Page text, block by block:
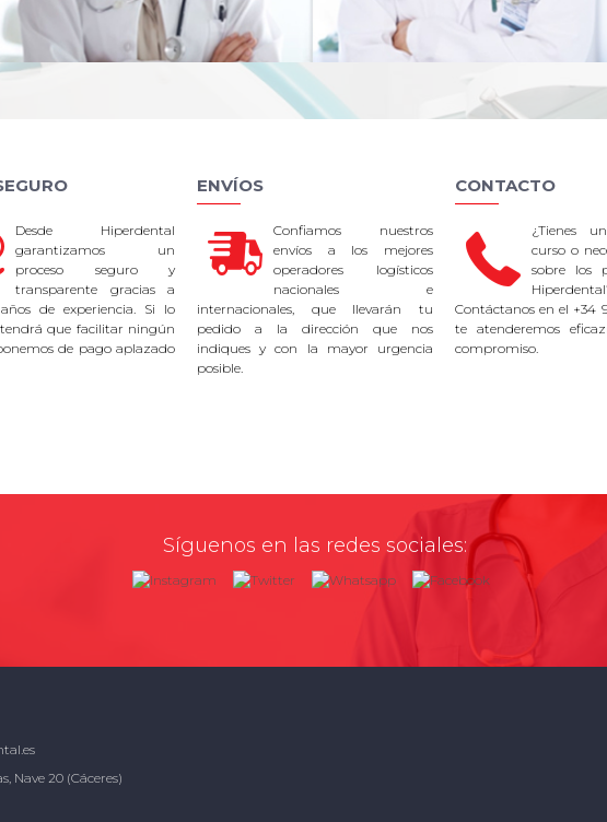
Desde Hiperdental
garantizamos un
proceso seguro y
transparente gracias a
de experiencia. Si lo
que facilitar ningún
de pago aplazado
ENVÍOS
Confiamos nuestros
envíos a los mejores
operadores logísticos
nacionales e
internacionales, que llevarán tu
pedido a la dirección que nos
indiques y con la mayor urgencia
posible.
CONTACTO
¿Tienes
curso o
sobre los
Contáctanos en el +34
te atenderemos
compromiso.
Síguenos en las redes sociales:
Nave 20 (Cáceres)